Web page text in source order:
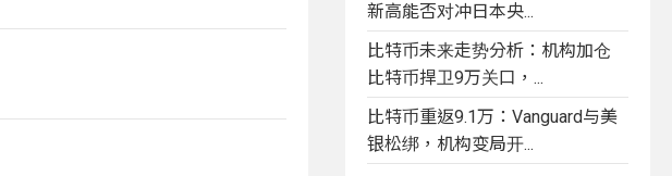
新高能否对冲日本央...
比特币未来走势分析：机构加仓
比特币捍卫9万关口，...
比特币重返9.1万：Vanguard与美
银松绑，机构变局开...